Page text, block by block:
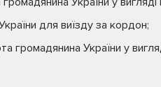
для виїзду за кордон;
громадянина України у